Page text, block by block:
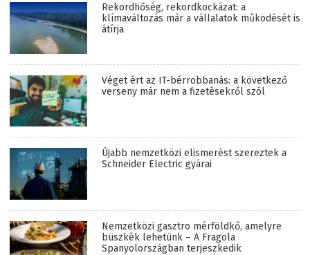
Rekordhőség, rekordkockázat: a
klímaváltozás már a vállalatok működését is
átírja
Véget ért az IT-bérrobbanás: a következő
verseny már nem a fizetésekről szól
Újabb nemzetközi elismerést szereztek a
Schneider Electric gyárai
Nemzetközi gasztro mérföldkő, amelyre
büszkék lehetünk – A Fragola
Spanyolországban terjeszkedik